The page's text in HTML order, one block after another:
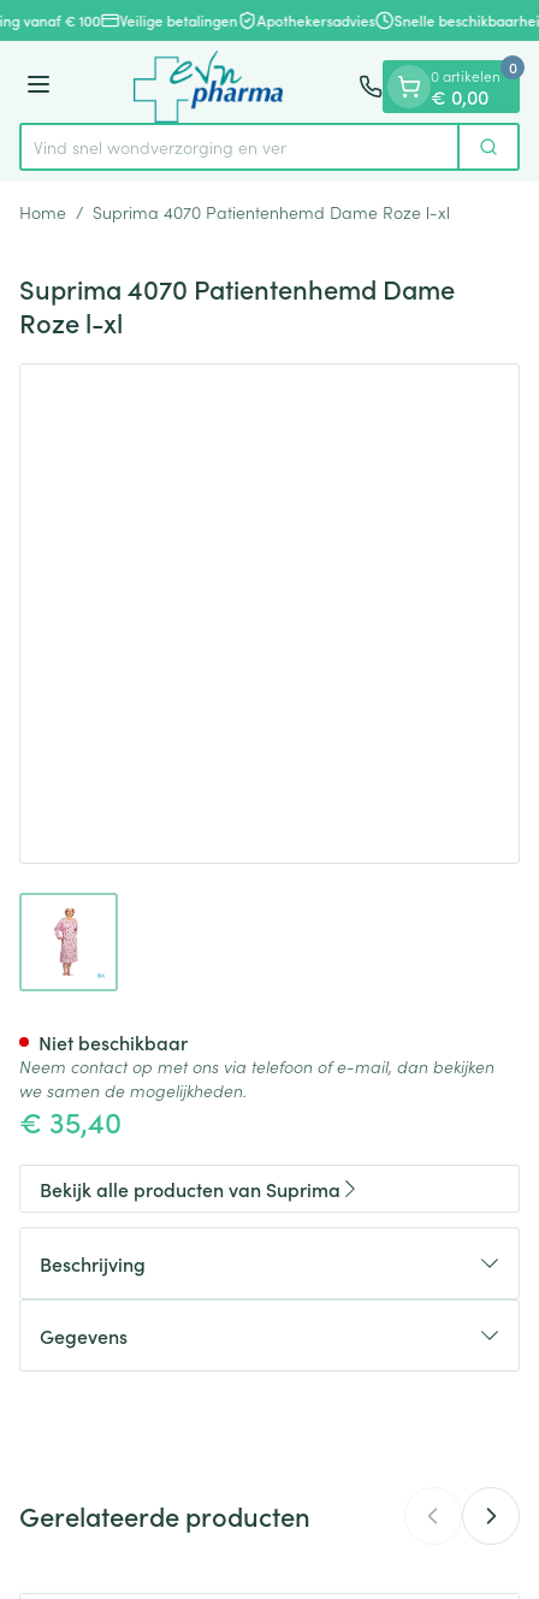
Ga naar de inhoud
1 van 1
vanaf € 100 Veilige betalingen Apothekersadvies Snelle
Menu
Product, merk, categorie...
Vind snel wondverzorging Zoek
0 artikelen
€ 0,00
0
Home / Suprima 4070 Patientenhemd Dame Roze l-xl
Suprima 4070 Patientenhemd Dame
Roze l-xl
View larger image
€ 35,40
Niet beschikbaar
Neem contact op met ons via telefoon of e-mail, dan bekijken
we samen de mogelijkheden.
Bekijk alle producten van Suprima
Beschrijving
Gegevens
Merken Suprima
Gerelateerde producten